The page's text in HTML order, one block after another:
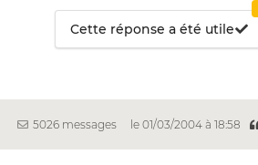
Cette réponse a été utile
5026 messages le 01/03/2004 à 18:58